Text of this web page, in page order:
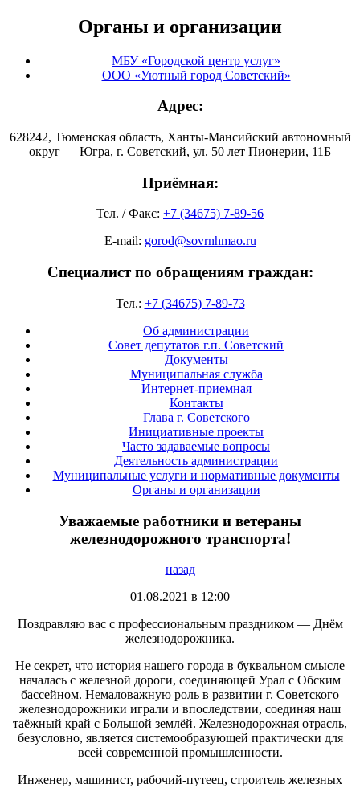
Органы и организации
МБУ «Городской центр услуг»
ООО «Уютный город Советский»
Адрес:
628242, Тюменская область, Ханты-Мансийский автономный
округ — Югра, г. Советский, ул. 50 лет Пионерии, 11Б
Приёмная:
Тел. / Факс: +7 (34675) 7-89-56
E-mail: gorod@sovrnhmao.ru
Специалист по обращениям граждан:
Тел.: +7 (34675) 7-89-73
Об администрации
Совет депутатов г.п. Советский
Документы
Муниципальная служба
Интернет-приемная
Контакты
Глава г. Советского
Инициативные проекты
Часто задаваемые вопросы
Деятельность администрации
Муниципальные услуги и нормативные документы
Органы и организации
Уважаемые работники и ветераны
железнодорожного транспорта!
назад
01.08.2021 в 12:00
Поздравляю вас с профессиональным праздником — Днём
железнодорожника.
Не секрет, что история нашего города в буквальном смысле
началась с железной дороги, соединяющей Урал с Обским
бассейном. Немаловажную роль в развитии г. Советского
железнодорожники играли и впоследствии, соединяя наш
таёжный край с Большой землёй. Железнодорожная отрасль,
безусловно, является системообразующей практически для
всей современной промышленности.
Инженер, машинист, рабочий-путеец, строитель железных